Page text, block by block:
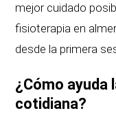
mejor cuidado
fisioterapia en
desde la primera
¿Cómo ayuda
cotidiana?